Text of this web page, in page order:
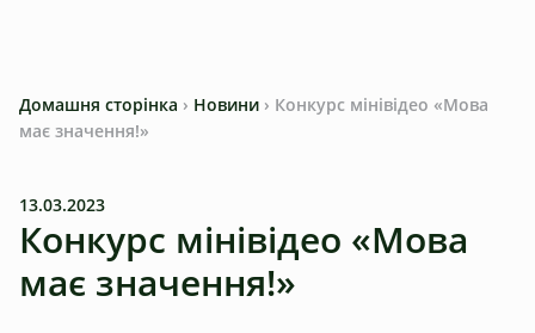
Домашня сторінка › Новини › Конкурс мінівідео «Мова
має значення!»
13.03.2023
Конкурс мінівідео «Мова
має значення!»